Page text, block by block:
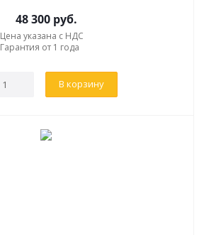
48 300руб.
Цена указана с НДС
Гарантия от 1 года
В корзину